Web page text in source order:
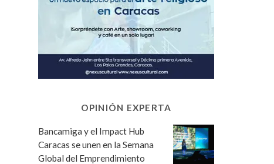
OPINIÓN EXPERTA
Bancamiga y el Impact Hub
Caracas se unen en la Semana
Global del Emprendimiento